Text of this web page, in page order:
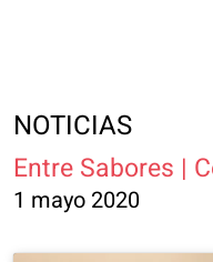
NOTICIAS
Entre Sabores |
1 mayo 2020